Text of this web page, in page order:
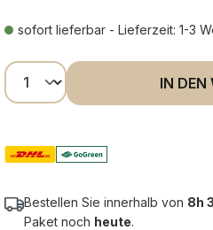
sofort lieferbar - Lieferzeit: 1-3
Produkt Anzahl: Gib
IN DEN
Bestellen Sie innerhalb von 8h
Paket noch heute.